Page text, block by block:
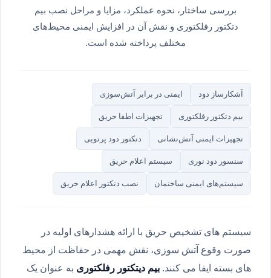
بررسی ساختار، نحوه عملکرد، مزایا و مراحل نصب بیم
دتکتور رفلکتوری و نقش آن در افزایش ایمنی محیط‌های
مختلف پرداخته شده است.
آشکارساز دود ایمنی در برابر آتش‌سوزی
بیم دتکتور رفلکتوری تجهیزات اطفا حریق
تجهیزات ایمنی آتش‌نشانی دتکتور دود پرتویی
سنسور دود نوری سیستم اعلام حریق
سیستم‌های ایمنی ساختمان نصب دتکتور اعلام حریق
سیستم های تشخیص حریق با ارائه هشدارهای اولیه در
صورت وقوع آتش سوزی، نقش مهمی در حفاظت از محیط
های بسته ایفا می کنند. بیم دیتکتور رفلکتوریبه عنوان یک